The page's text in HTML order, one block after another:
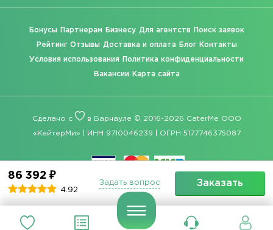
86 392 ₽
4.92
Заказать
Задать вопрос
Бонусы Партнерам Бизнесу Для агентств Поиск заявок
Рейтинг Отзывы Доставка и оплата Блог Контакты
Условия использования Политика конфиденциальности
Вакансии Карта сайта
Сделано с в Барнауле © 2016-2026 CaterMe ООО
«КейтерМи» | ИНН 9710046239 | ОГРН 5177746375087